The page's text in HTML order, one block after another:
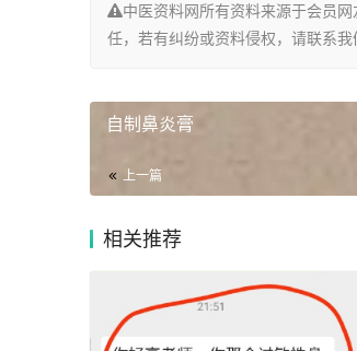
中医资料网所有资料来源于会员
任，若有纠纷或资料侵权，请联系我
自制鼻炎膏
上一篇
相关推荐